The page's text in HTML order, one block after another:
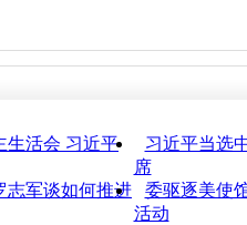
生活会 习近平
习近平当选
席
志军谈如何推进
委驱逐美使
活动